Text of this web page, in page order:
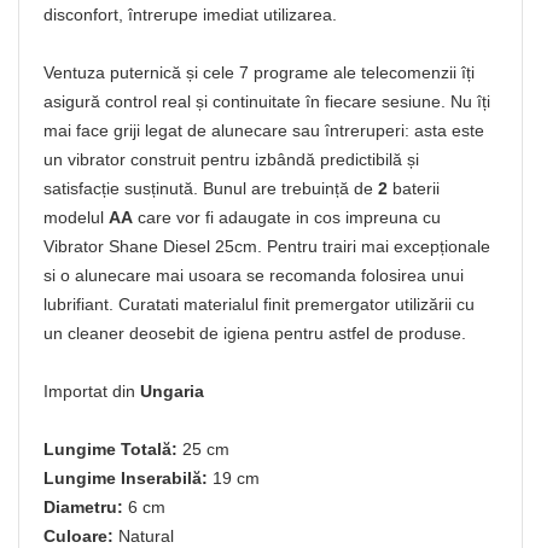
disconfort, întrerupe imediat utilizarea.
Ventuza puternică și cele 7 programe ale telecomenzii îți
asigură control real și continuitate în fiecare sesiune. Nu îți
mai face griji legat de alunecare sau întreruperi: asta este
un vibrator construit pentru izbândă predictibilă și
satisfacție susținută. Bunul are trebuință de 2 baterii
modelul AA care vor fi adaugate in cos impreuna cu
Vibrator Shane Diesel 25cm. Pentru trairi mai excepționale
si o alunecare mai usoara se recomanda folosirea unui
lubrifiant. Curatati materialul finit premergator utilizării cu
un cleaner deosebit de igiena pentru astfel de produse.
Importat din Ungaria
Lungime Totală: 25 cm
Lungime Inserabilă: 19 cm
Diametru: 6 cm
Culoare: Natural